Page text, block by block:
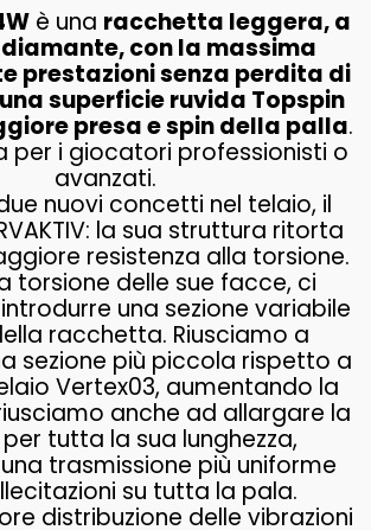
è una racchetta leggera, a
con la massima
prestazioni senza perdita di
superficie ruvida Topspin
presa e spin della palla.
per i giocatori professionisti o
avanzati.
nuovi concetti nel telaio, il
la sua struttura ritorta
resistenza alla torsione.
torsione delle sue facce, ci
una sezione variabile
racchetta. Riusciamo a
sezione più piccola rispetto a
Vertex03, aumentando la
anche ad allargare la
tutta la sua lunghezza,
trasmissione più uniforme
su tutta la pala.
distribuzione delle vibrazioni